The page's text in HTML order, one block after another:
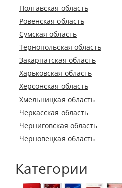
Полтавская область
Ровенская область
Сумская область
Тернопольская область
Закарпатская область
Харьковская область
Херсонская область
Хмельницкая область
Черкасская область
Черниговская область
Черновецкая область
Категории